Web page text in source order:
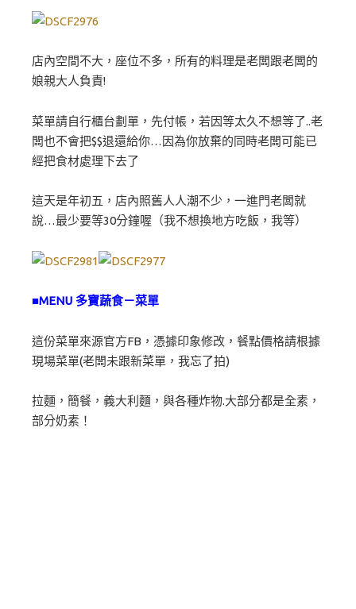
店內空間不大，座位不多，所有的料理是老闆跟老闆的
娘親大人負責!
菜單請自行櫃台劃單，先付帳，若因等太久不想等了..老
闆也不會把$$退還給你…因為你放棄的同時老闆可能已
經把食材處理下去了
這天是年初五，店內照舊人人潮不少，一進門老闆就
說…最少要等30分鐘喔（我不想換地方吃飯，我等）
■MENU 多寶蔬食－菜單
這份菜單來源官方FB，憑據印象修改，餐點價格請根據
現場菜單(老闆未跟新菜單，我忘了拍)
拉麵，簡餐，義大利麵，與各種炸物.大部分都是全素，
部分奶素！